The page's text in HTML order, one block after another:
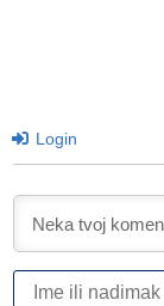
Login